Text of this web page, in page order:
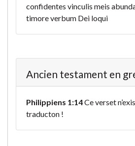
confidentes vinculis meis
timore verbum Dei loqui
Ancien testament en
Philippiens 1:14Ce verset
traducton !